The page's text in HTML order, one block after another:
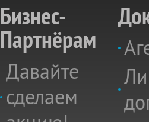
Бизнес-
Партнёрам
Давайте
сделаем